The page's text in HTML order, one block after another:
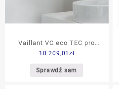
Vaillant VC eco TEC pro
146/5 10021960
10 209,01zł
Sprawdź sam